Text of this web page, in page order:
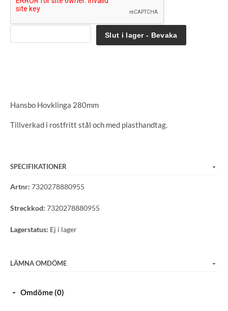
Slut i lager - Bevaka
Hansbo Hovklinga 280mm
Tillverkad i rostfritt stål och med plasthandtag.
SPECIFIKATIONER
Artnr: 7320278880955
Streckkod: 7320278880955
Lagerstatus: Ej i lager
LÄMNA OMDÖME
Omdöme (0)